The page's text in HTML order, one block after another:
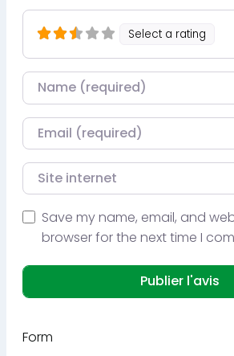
Select a rating
Nom
Courriel
Site internet
Save my name, email, and
browser for the next time I
Form